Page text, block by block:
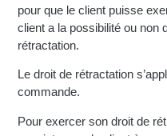
pour que le client puisse
client a la possibilité ou non
rétractation.
Le droit de rétractation
commande.
Pour exercer son droit de